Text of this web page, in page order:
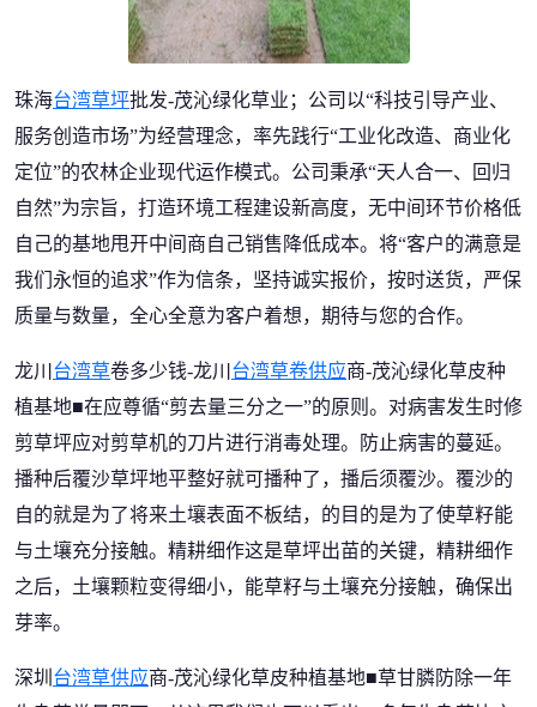
珠海台湾草坪批发-茂沁绿化草业；公司以“科技引导产业、
服务创造市场”为经营理念，率先践行“工业化改造、商业化
定位”的农林企业现代运作模式。公司秉承“天人合一、回归
自然”为宗旨，打造环境工程建设新高度，无中间环节价格低
自己的基地甩开中间商自己销售降低成本。将“客户的满意是
我们永恒的追求”作为信条，坚持诚实报价，按时送货，严保
质量与数量，全心全意为客户着想，期待与您的合作。
龙川 台湾草卷多少钱-龙川 台湾草卷供应商-茂沁绿化草皮种
植基地■在应尊循“剪去量三分之一”的原则。对病害发生时修
剪草坪应对剪草机的刀片进行消毒处理。防止病害的蔓延。
播种后覆沙草坪地平整好就可播种了，播后须覆沙。覆沙的
自的就是为了将来土壤表面不板结，的目的是为了使草籽能
与土壤充分接触。精耕细作这是草坪出苗的关键，精耕细作
之后，土壤颗粒变得细小，能草籽与土壤充分接触，确保出
芽率。
深圳 台湾草供应商-茂沁绿化草皮种植基地■草甘膦防除一年